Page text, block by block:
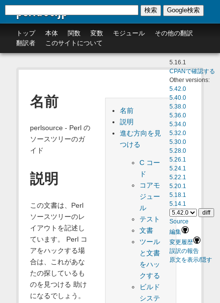
perldoc.jp
トップ 本体 関数 変数 モジュール
その他の翻訳
翻訳者
このサイトについて
検索 Google検索
5.16.1
CPANで確認する
Other versions:
5.42.0
5.40.0
5.38.0
5.36.0
5.34.0
5.32.0
5.30.0
5.28.0
5.26.1
5.24.1
5.22.1
5.20.1
5.18.1
5.14.1
Source
編集
変更履歴
誤訳の報告
原文を表示/隠す
名前
説明
進む方向を見
つける
C コー
ド
コアモ
ジュー
ル
テスト
文書
ツール
と文書
をハッ
クする
ビルド
システ
名前
perlsource - Perl の
ソースツリーのガ
イド
説明
この文書は、Perl
ソースツリーのレ
イアウトを記述し
ています。 Perl コ
アをハックする場
合は、これがあな
たの探しているも
のを見つける 助け
になるでしょう。